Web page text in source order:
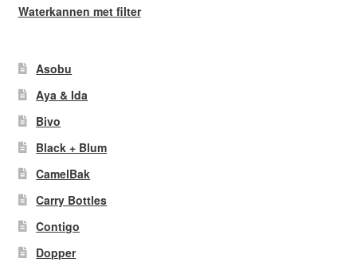
Waterkannen met filter
Asobu
Aya & Ida
Bivo
Black + Blum
CamelBak
Carry Bottles
Contigo
Dopper